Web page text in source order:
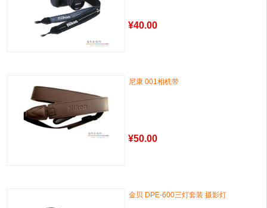
¥40.00
尼康 001相机带
¥50.00
金贝 DPE-600三灯套装 摄影灯